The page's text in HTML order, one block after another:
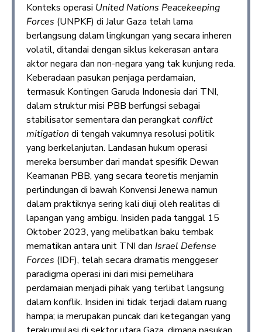
Konteks operasi United Nations Peacekeeping
Forces (UNPKF) di Jalur Gaza telah lama
berlangsung dalam lingkungan yang secara inheren
volatil, ditandai dengan siklus kekerasan antara
aktor negara dan non-negara yang tak kunjung reda.
Keberadaan pasukan penjaga perdamaian,
termasuk Kontingen Garuda Indonesia dari TNI,
dalam struktur misi PBB berfungsi sebagai
stabilisator sementara dan perangkatconflict
mitigation di tengah vakumnya resolusi politik
yang berkelanjutan. Landasan hukum operasi
mereka bersumber dari mandat spesifik Dewan
Keamanan PBB, yang secara teoretis menjamin
perlindungan di bawah Konvensi Jenewa namun
dalam praktiknya sering kali diuji oleh realitas di
lapangan yang ambigu. Insiden pada tanggal 15
Oktober 2023, yang melibatkan baku tembak
mematikan antara unit TNI dan Israel Defense
Forces (IDF), telah secara dramatis menggeser
paradigma operasi ini dari misi pemelihara
perdamaian menjadi pihak yang terlibat langsung
dalam konflik. Insiden ini tidak terjadi dalam ruang
hampa; ia merupakan puncak dari ketegangan yang